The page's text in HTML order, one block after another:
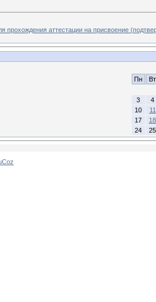
прохождения аттестации на присвоение
Пн Вт
3
4
10
11
17
18
24
25